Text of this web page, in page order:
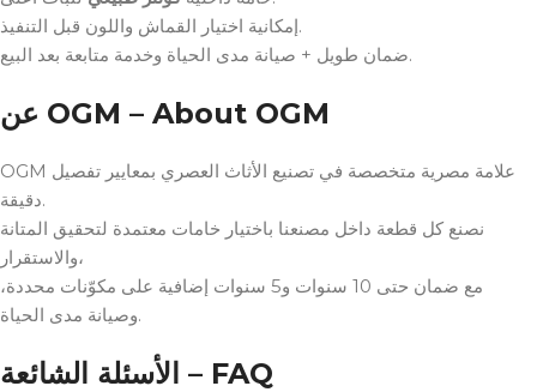
إمكانية اختيار القماش واللون قبل التنفيذ.
ضمان طويل + صيانة مدى الحياة وخدمة متابعة بعد البيع.
عن OGM – About OGM
OGM علامة مصرية متخصصة في تصنيع الأثاث العصري بمعايير تفصيل
دقيقة.
نصنع كل قطعة داخل مصنعنا باختيار خامات معتمدة لتحقيق المتانة
والاستقرار،
مع ضمان حتى 10 سنوات و5 سنوات إضافية على مكوّنات محددة،
وصيانة مدى الحياة.
الأسئلة الشائعة – FAQ